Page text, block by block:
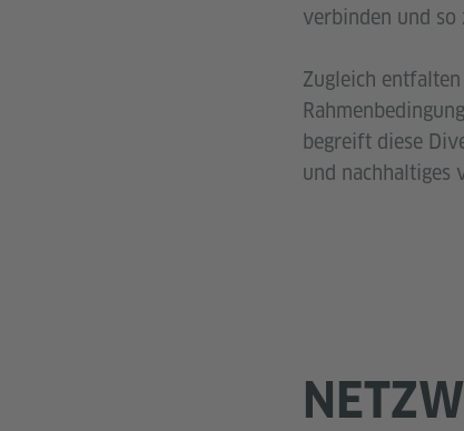
verbinden und
Zugleich
begreift diese
und nachhaltiges